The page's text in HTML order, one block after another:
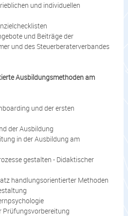
und individuellen
und Beiträge der
und des Steuerberaterverbandes
Ausbildungsmethoden am
und der ersten
der Ausbildung
in der Ausbildung am
gestalten - Didaktischer
handlungsorientierter Methoden
Prüfungsvorbereitung